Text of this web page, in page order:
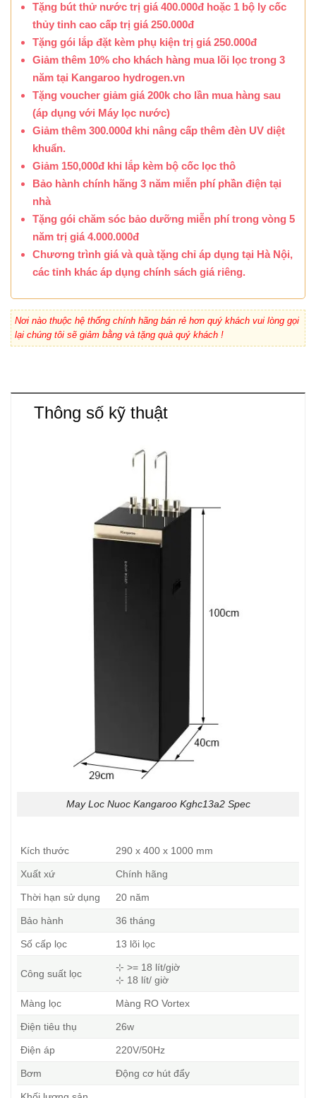
Tặng bút thử nước trị giá 400.000đ hoặc 1 bộ ly cốc
thủy tinh cao cấp trị giá 250.000đ
Tặng gói lắp đặt kèm phụ kiện trị giá 250.000đ
Giảm thêm 10% cho khách hàng mua lõi lọc trong 3
năm tại Kangaroo hydrogen.vn
Tặng voucher giảm giá 200k cho lần mua hàng sau
(áp dụng với Máy lọc nước)
Giảm thêm 300.000đ khi nâng cấp thêm đèn UV diệt
khuẩn.
Giảm 150,000đ khi lắp kèm bộ cốc lọc thô
Bảo hành chính hãng 3 năm miễn phí phần điện tại
nhà
Tặng gói chăm sóc bảo dưỡng miễn phí trong vòng 5
năm trị giá 4.000.000đ
Chương trình giá và quà tặng chỉ áp dụng tại Hà Nội,
các tỉnh khác áp dụng chính sách giá riêng.
Nơi nào thuộc hệ thống chính hãng bán rẻ hơn quý khách vui lòng gọi
lại chúng tôi sẽ giảm bằng và tặng quà quý khách !
Thông số kỹ thuật
May Loc Nuoc Kangaroo Kghc13a2 Spec
Kích thước 290 x 400 x 1000 mm
Xuất xứ Chính hãng
Thời hạn sử dụng 20 năm
Bảo hành 36 tháng
Số cấp lọc 13 lõi lọc
Công suất lọc
⊹ >= 18 lít/giờ
⊹ 18 lít/ giờ
Màng lọc Màng RO Vortex
Điện tiêu thụ 26w
Điện áp 220V/50Hz
Bơm Động cơ hút đẩy